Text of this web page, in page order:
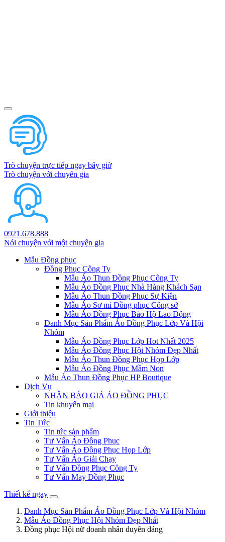
Trò chuyện trực tiếp ngay bây giờ
Trò chuyện với chuyên gia
0921.678.888
Nói chuyện với một chuyện gia
Mẫu Đồng phục
Đồng Phục Công Ty
Mẫu Áo Thun Đồng Phục Công Ty
Mẫu Áo Đồng Phục Nhà Hàng Khách Sạn
Mẫu Áo Thun Đồng Phục Sự Kiện
Mẫu Áo Sơ mi Đồng phục Công sở
Mẫu Áo Đồng Phục Bảo Hộ Lao Động
Danh Mục Sản Phẩm Áo Đồng Phục Lớp Và Hội
Nhóm
Mẫu Áo Đồng Phục Lớp Hot Nhất 2025
Mẫu Áo Đồng Phục Hội Nhóm Đẹp Nhất
Mẫu Áo Thun Đồng Phục Họp Lớp
Mẫu Áo Đồng Phục Mầm Non
Mẫu Áo Thun Đồng Phục HP Boutique
Dịch Vụ
NHẬN BÁO GIÁ ÁO ĐỒNG PHỤC
Tin khuyến mại
Giới thiệu
Tin Tức
Tin tức sản phẩm
Tư Vấn Áo Đồng Phục
Tư Vấn Áo Đồng Phục Họp Lớp
Tư Vấn Áo Giải Chạy
Tư Vấn Đồng Phục Công Ty
Tư Vấn May Đồng Phục
Thiết kế ngay
Danh Mục Sản Phẩm Áo Đồng Phục Lớp Và Hội Nhóm
Mẫu Áo Đồng Phục Hội Nhóm Đẹp Nhất
Đồng phục Hội nữ doanh nhân duyên dáng